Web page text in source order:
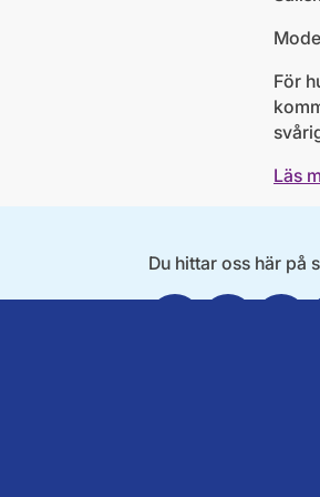
För
Läs
Du hittar oss här på
FacebookTwitter